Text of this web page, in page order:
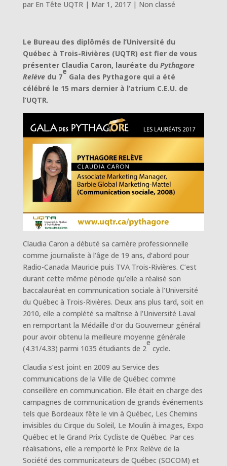
par En Tête UQTR| Mar 1, 2017| Non classé
Le Bureau des diplômés de l’Université du
Québec à Trois-Rivières (UQTR) est fier de vous
présenter Claudia Caron, lauréate du Pythagore
Relèvedu 7
e
Gala des Pythagore qui a été
célébré le 15 mars dernier à l’atrium C.E.U. de
l’UQTR.
Claudia Caron a débuté sa carrière professionnelle
comme journaliste à l’âge de 19 ans, d’abord pour
Radio-Canada Mauricie puis TVA Trois-Rivières. C’est
durant cette même période qu’elle a réalisé son
baccalauréat en communication sociale à l’Université
du Québec à Trois-Rivières. Deux ans plus tard, soit en
2010, elle a complété sa maîtrise à l’Université Laval
en remportant la Médaille d’or du Gouverneur général
pour avoir obtenu la meilleure moyenne générale
(4.31/4.33) parmi 1035 étudiants de 2
e
cycle.
Claudia s’est joint en 2009 au Service des
communications de la Ville de Québec comme
conseillère en communication. Elle était en charge des
campagnes de communication de grands événements
tels que Bordeaux fête le vin à Québec, Les Chemins
invisibles du Cirque du Soleil, Le Moulin à images, Expo
Québec et le Grand Prix Cycliste de Québec. Par ces
réalisations, elle a remporté le Prix Relève de la
Société des communicateurs de Québec (SOCOM) et